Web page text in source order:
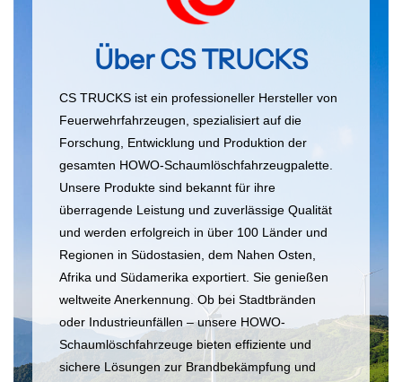
Über CS TRUCKS
CS TRUCKS ist ein professioneller Hersteller von
Feuerwehrfahrzeugen, spezialisiert auf die
Forschung, Entwicklung und Produktion der
gesamten HOWO-Schaumlöschfahrzeugpalette.
Unsere Produkte sind bekannt für ihre
überragende Leistung und zuverlässige Qualität
und werden erfolgreich in über 100 Länder und
Regionen in Südostasien, dem Nahen Osten,
Afrika und Südamerika exportiert. Sie genießen
weltweite Anerkennung. Ob bei Stadtbränden
oder Industrieunfällen – unsere HOWO-
Schaumlöschfahrzeuge bieten effiziente und
sichere Lösungen zur Brandbekämpfung und